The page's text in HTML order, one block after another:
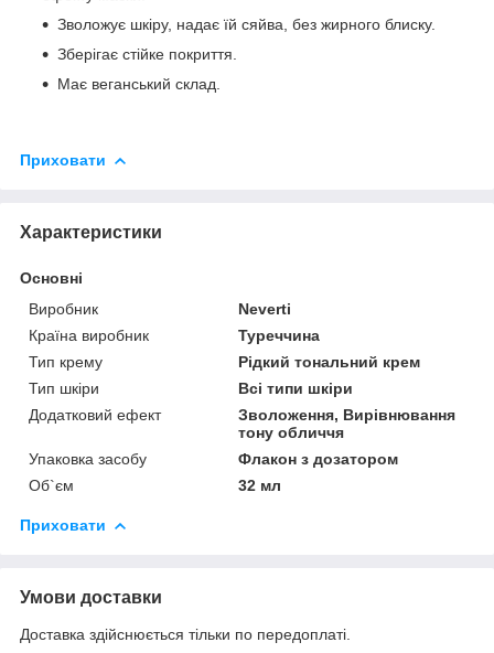
Зволожує шкіру, надає їй сяйва, без жирного блиску.
Зберігає стійке покриття.
Має веганський склад.
Приховати
Характеристики
Основні
Виробник
Neverti
Країна виробник
Туреччина
Тип крему
Рідкий тональний крем
Тип шкіри
Всі типи шкіри
Додатковий ефект
Зволоження, Вирівнювання
тону обличчя
Упаковка засобу
Флакон з дозатором
Об`єм
32 мл
Приховати
Умови доставки
Доставка здійснюється тільки по передоплаті.